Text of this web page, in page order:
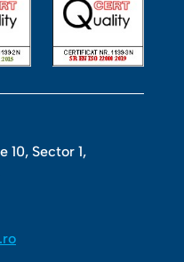
10, Sector 1,